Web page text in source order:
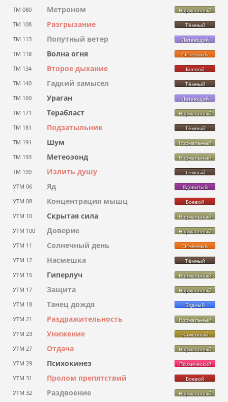
ТМ 080 Метроном Нормальный
ТМ 108 Разгрызание Тёмный
ТМ 113 Попутный ветер Летающий
ТМ 118 Волна огня Огненный
ТМ 134 Второе дыхание Боевой
ТМ 140 Гадкий замысел Тёмный
ТМ 160 Ураган Летающий
ТМ 171 Терабласт Нормальный
ТМ 181 Подзатыльник Тёмный
ТМ 191 Шум Нормальный
ТМ 193 Метеозонд Нормальный
ТМ 199 Излить душу Тёмный
УТМ 06 Яд Ядовитый
УТМ 08 Концентрация мышц Боевой
УТМ 10 Скрытая сила Нормальный
УТМ 100 Доверие Нормальный
УТМ 11 Солнечный день Огненный
УТМ 12 Насмешка Тёмный
УТМ 15 Гиперлуч Нормальный
УТМ 17 Защита Нормальный
УТМ 18 Танец дождя Водный
УТМ 21 Раздражительность Нормальный
УТМ 23 Унижение Каменный
УТМ 27 Отдача Нормальный
УТМ 29 Психокинез Психический
УТМ 31 Пролом препятствий Боевой
УТМ 32 Раздвоение Нормальный